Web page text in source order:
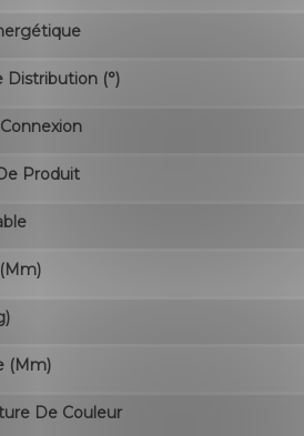
Distribution (°)
Produit
(mm)
De Couleur